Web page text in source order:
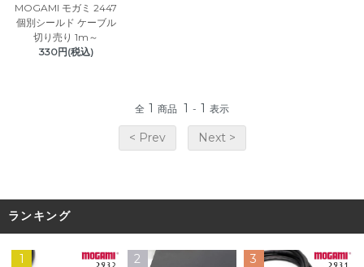
MOGAMI モガミ 2447
個別シールド ケーブル
切り売り 1m～
330円(税込)
全 1 商品 1 - 1 表示
< Prev Next >
ランキング
1 2 3